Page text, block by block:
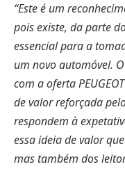
“Este é um
pois existe, da parte
essencial para a
um novo automóvel.
com a oferta
de valor reforçada
respondem à
essa ideia de valor
mas também dos